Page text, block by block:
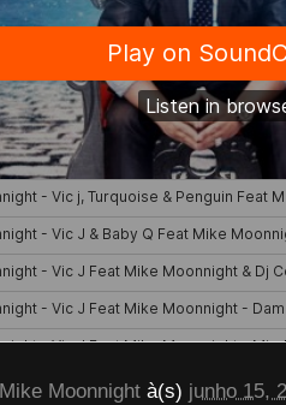
Mike Moonnight à(s) junho 15,